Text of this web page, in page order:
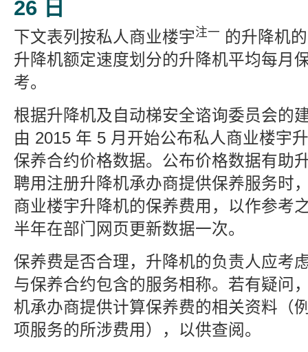
26 日
下文表列按私人商业楼宇注一 的升降机
升降机额定速度划分的升降机平均每月
考。
根据升降机及自动梯安全谘询委员会的
由 2015 年 5 月开始公布私人商业楼宇
保养合约价格数据。公布价格数据有助
聘用注册升降机承办商提供保养服务时
商业楼宇升降机的保养费用，以作参考
半年在部门网页更新数据一次。
保养费是否合理，升降机的负责人应考
与保养合约包含的服务相称。若有疑问
机承办商提供计算保养费的相关资料（
项服务的所涉费用），以供查阅。